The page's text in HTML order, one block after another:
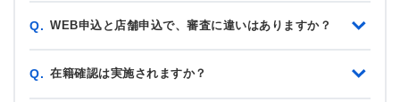
Q. WEB申込と店舗申込で、審査に違いはありますか？
Q. 在籍確認は実施されますか？